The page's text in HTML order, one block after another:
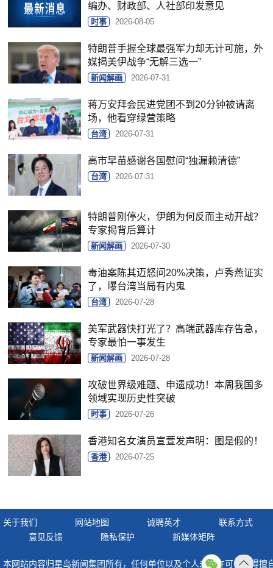
编办、财政部、人社部印发意见
时事 2026-08-05
特朗普手握全球最强军力却无计可施，外
媒揭美伊战争“无解三选一”
新闻解画 2026-07-31
蒋万安拜会民进党团不到20分钟被请离
场，他看穿绿营策略
台湾 2026-07-31
高市早苗感谢各国慰问“独漏赖清德”
台湾 2026-07-31
特朗普刚停火，伊朗为何反而主动开战？
专家揭背后算计
新闻解画 2026-07-30
毒油案陈其迈怒问20%决策，卢秀燕证实
了，曝台湾当局有内鬼
台湾 2026-07-28
美军武器快打光了？高端武器库存告急，
专家最怕一事发生
新闻解画 2026-07-28
攻破世界级难题、申遗成功！本周我国多
领域实现历史性突破
时事 2026-07-26
香港知名女演员宣萱发声明：图是假的！
香港 2026-07-25
关于我们 网站地图 诚聘英才
联系方式
意见反馈
隐私保护 新媒体矩阵
本网站内容归星岛新闻集团所有，任何单位以及个人未经许可，不得擅